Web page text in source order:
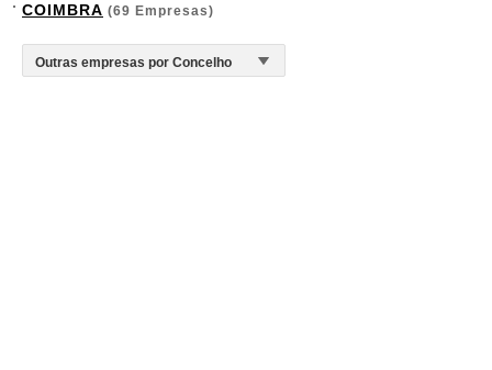
COIMBRA (69 Empresas)